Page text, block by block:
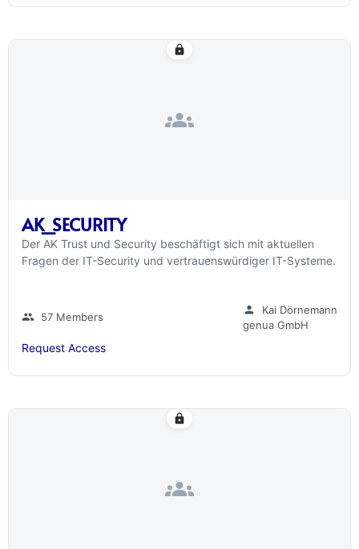
groups
lock
AK_SECURITY
Der AK Trust und Security beschäftigt sich mit aktuellen
Fragen der IT-Security und vertrauenswürdiger IT-Systeme.
group 57 Members
person
Kai Dörnemann
genua GmbH
Request Access
groups
lock